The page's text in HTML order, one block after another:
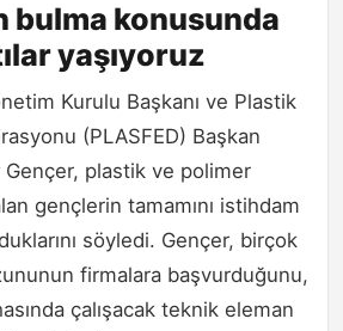
bulma konusunda
yaşıyoruz
Kurulu Başkanı ve Plastik
(PLASFED) Başkan
Gençer, plastik ve polimer
gençlerin tamamını istihdam
söyledi. Gençer, birçok
firmalara başvurduğunu,
çalışacak teknik eleman